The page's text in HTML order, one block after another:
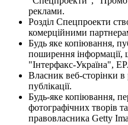
реклами.
Розділ Спецпроекти
комерційними
Будь яке копіювання,
поширення інформації,
"Інтерфакс-Україна",
Власник веб-сторінки в
публікації.
Будь-яке копіювання,
фотографічних творів
правовласника Getty